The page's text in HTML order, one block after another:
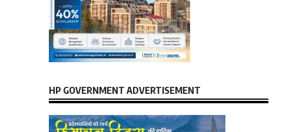
HP GOVERNMENT ADVERTISEMENT